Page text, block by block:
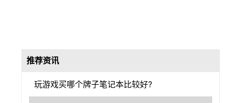
推荐资讯
玩游戏买哪个牌子笔记本比较好?